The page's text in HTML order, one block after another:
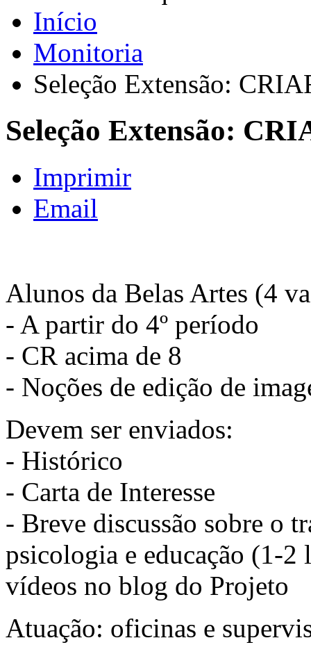
Início
Monitoria
Seleção Extensão:
Seleção Extensão:
Imprimir
Email
Alunos da Belas Artes (4
- A partir do 4º período
- CR acima de 8
- Noções de edição de
Devem ser enviados:
- Histórico
- Carta de Interesse
- Breve discussão sobre o
psicologia e educação (1-2
vídeos no blog do Projeto
Atuação: oficinas e